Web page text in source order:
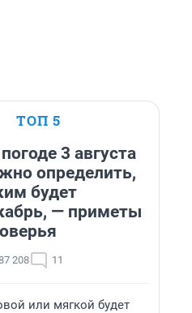
ТОП 5
3 августа
определить,
будет
— приметы
208 11
или мягкой будет